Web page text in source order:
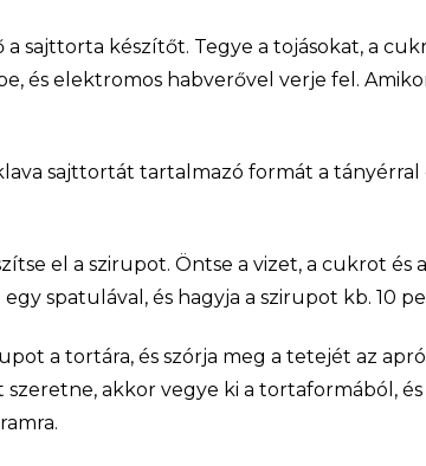
a sajttorta készítőt. Tegye a tojásokat, a
és elektromos habverővel verje fel.
sajttortát tartalmazó formát a
el a szirupot. Öntse a vizet, a cukrot és
egy spatulával, és hagyja a szirupot kb. 10
a tortára, és szórja meg a tetejét az
akkor vegye ki a tortaformából, és